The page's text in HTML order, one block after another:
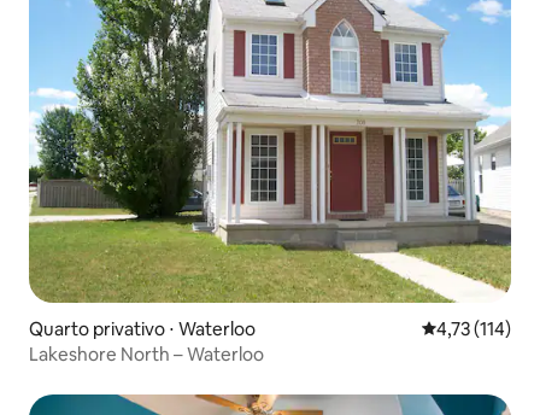
Quarto privativo ⋅ Waterloo 4,73 de uma
4,73 (114)
Lakeshore North – Waterloo